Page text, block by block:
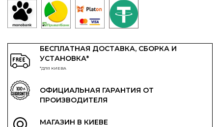
БЕСПЛАТНАЯ ДОСТАВКА, СБОРКА И
УСТАНОВКА*
*ДЛЯ КИЕВА
ОФИЦИАЛЬНАЯ ГАРАНТИЯ ОТ
ПРОИЗВОДИТЕЛЯ
МАГАЗИН В КИЕВЕ